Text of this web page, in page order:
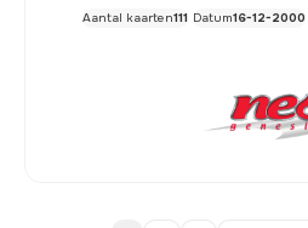
Aantal kaarten111 Datum16-12-2000